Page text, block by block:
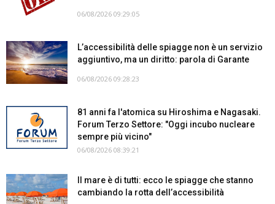
06/08/2026 09:29:05
L’accessibilità delle spiagge non è un servizio
aggiuntivo, ma un diritto: parola di Garante
06/08/2026 09:28:23
81 anni fa l'atomica su Hiroshima e Nagasaki.
Forum Terzo Settore: "Oggi incubo nucleare
sempre più vicino"
06/08/2026 08:39:21
Il mare è di tutti: ecco le spiagge che stanno
cambiando la rotta dell’accessibilità